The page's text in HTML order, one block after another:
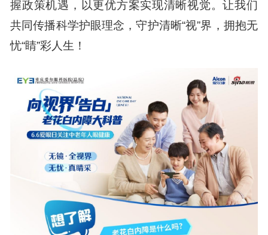
握政策机遇，以更优方案实现清晰视觉。让我们
共同传播科学护眼理念，守护清晰“视”界，拥抱无
忧“睛”彩人生！